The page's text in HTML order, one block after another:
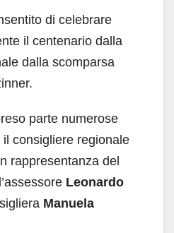
di celebrare
il centenario dalla
dalla scomparsa
parte numerose
consigliere regionale
rappresentanza del
Leonardo
Manuela